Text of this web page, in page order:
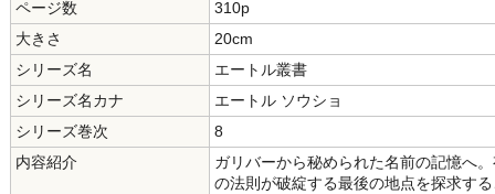
ページ数
310p
大きさ
20cm
シリーズ名
エートル叢書
シリーズ名カナ
エートル ソウショ
シリーズ巻次
8
内容紹介
ガリバーから秘められた名前の記憶へ
の法則が破綻する最後の地点を探求す